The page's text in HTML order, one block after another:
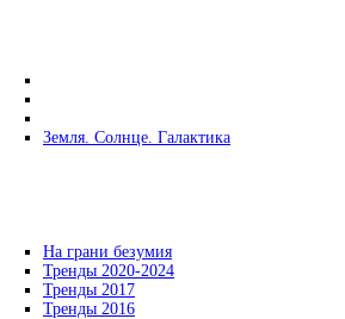
Земля. Солнце. Галактика
На грани безумия
Тренды 2020-2024
Тренды 2017
Тренды 2016